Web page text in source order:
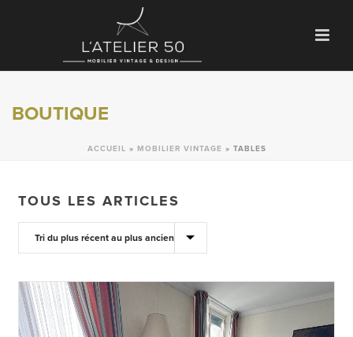
BOUTIQUE
ACCUEIL » MOBILIER VINTAGE » TABLES
TOUS LES ARTICLES